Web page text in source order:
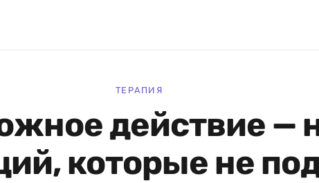
ТЕРАПИЯ
действие —
которые не